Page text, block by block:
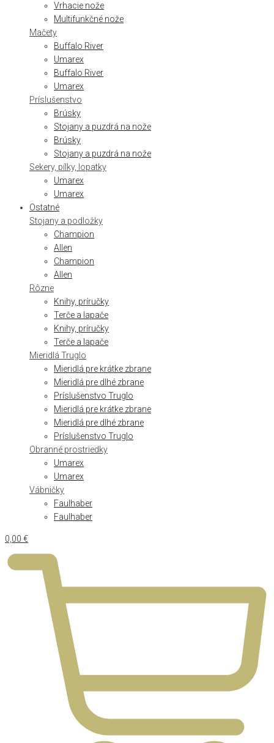
Vrhacie nože
Multifunkčné nože
Mačety
Buffalo River
Umarex
Buffalo River
Umarex
Príslušenstvo
Brúsky
Stojany a puzdrá na nože
Brúsky
Stojany a puzdrá na nože
Sekery, pílky, lopatky
Umarex
Umarex
Ostatné
Stojany a podložky
Champion
Allen
Champion
Allen
Rôzne
Knihy, príručky
Terče a lapače
Knihy, príručky
Terče a lapače
Mieridlá Truglo
Mieridlá pre krátke zbrane
Mieridlá pre dlhé zbrane
Príslušenstvo Truglo
Mieridlá pre krátke zbrane
Mieridlá pre dlhé zbrane
Príslušenstvo Truglo
Obranné prostriedky
Umarex
Umarex
Vábničky
Faulhaber
Faulhaber
0,00 €